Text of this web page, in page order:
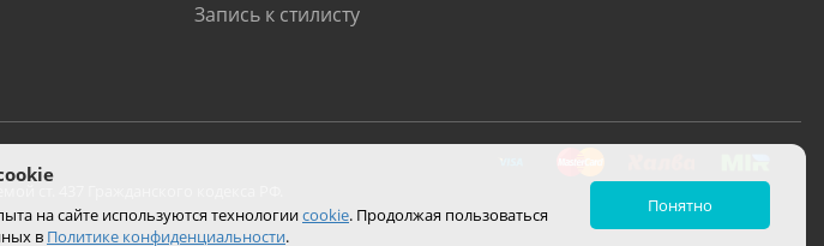
Запись к стилисту
ст. 437 Гражданского кодекса РФ.
на сайте используются технологииcookie. Продолжая пользоваться
в Политике конфиденциальности.
Понятно